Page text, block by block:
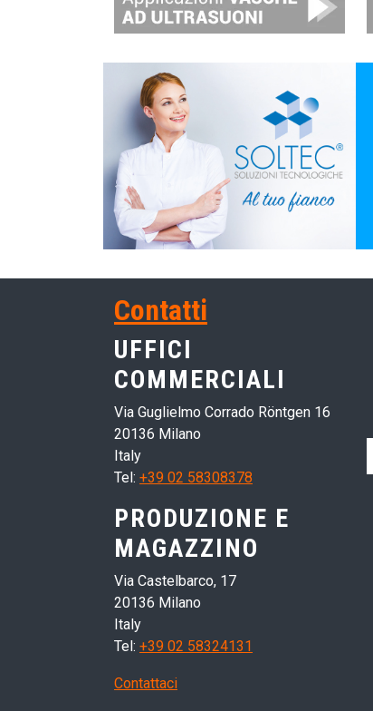
Contatti
UFFICI
COMMERCIALI
Via Guglielmo Corrado Röntgen 16
20136 Milano
Italy
Tel: +39 02 58308378
PRODUZIONE E
MAGAZZINO
Via Castelbarco, 17
20136 Milano
Italy
Tel: +39 02 58324131
Contattaci